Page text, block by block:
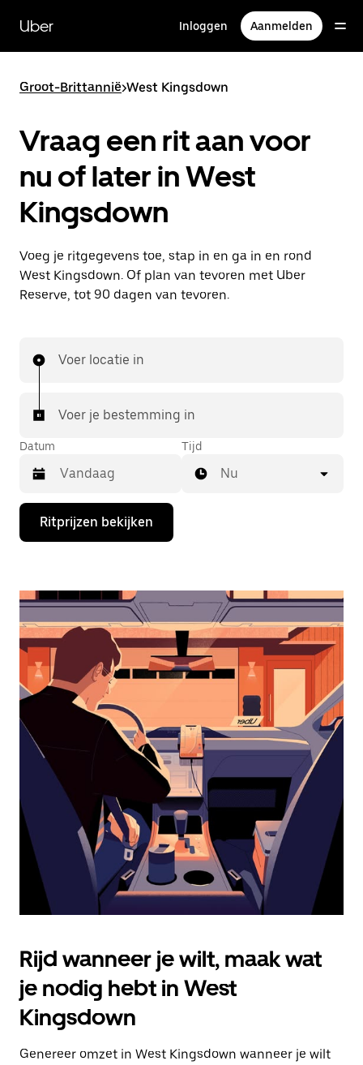
naar
hoofdinhoud
Uber Inloggen Aanmelden
Groot-Brittannië>West Kingsdown
Vraag een rit aan voor
nu of later in West
Kingsdown
Voeg je ritgegevens toe, stap in en ga in en rond
West Kingsdown. Of plan van tevoren met Uber
Reserve, tot 90 dagen van tevoren.
Voer locatie in
Voer je bestemming in
Datum
Druk
de
de
te
openen
een
datum
te
selecteren.
Druk
Escape
agenda
te
sluiten.
Tijd
Nu
Ritprijzen bekijken
Rijd wanneer je wilt, maak wat
je nodig hebt in West
Kingsdown
Genereer omzet in West Kingsdown wanneer je wilt